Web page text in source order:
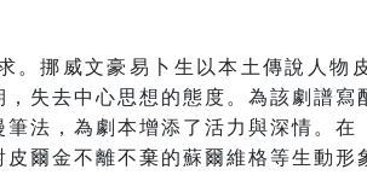
。挪威文豪易卜生以本土傳說人物
失去中心思想的態度。為該劇譜寫
法，為劇本增添了活力與深情。在
爾金不離不棄的蘇爾維格等生動形